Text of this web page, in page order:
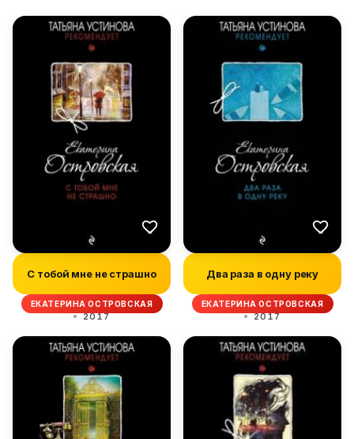
С тобой мне не страшно
ЕКАТЕРИНА ОСТРОВСКАЯ
2017
Два раза в одну реку
ЕКАТЕРИНА ОСТРОВСКАЯ
2017